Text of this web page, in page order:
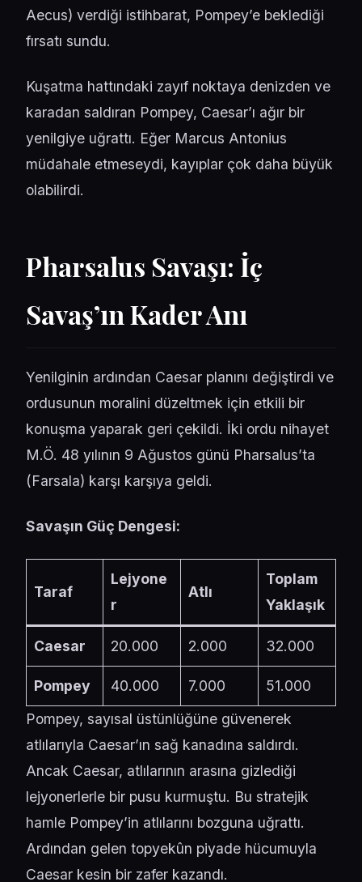
Aecus) verdiği istihbarat, Pompey’e beklediği
fırsatı sundu.
Kuşatma hattındaki zayıf noktaya denizden ve
karadan saldıran Pompey, Caesar’ı ağır bir
yenilgiye uğrattı. Eğer Marcus Antonius
müdahale etmeseydi, kayıplar çok daha büyük
olabilirdi.
Pharsalus Savaşı: İç
Savaş’ın Kader Anı
Yenilginin ardından Caesar planını değiştirdi ve
ordusunun moralini düzeltmek için etkili bir
konuşma yaparak geri çekildi. İki ordu nihayet
M.Ö. 48 yılının 9 Ağustos günü Pharsalus’ta
(Farsala) karşı karşıya geldi.
Savaşın Güç Dengesi:
Taraf
Lejyone
r
Atlı
Toplam
Yaklaşık
Caesar 20.000 2.000 32.000
Pompey 40.000 7.000
51.000
Pompey, sayısal üstünlüğüne güvenerek
atlılarıyla Caesar’ın sağ kanadına saldırdı.
Ancak Caesar, atlılarının arasına gizlediği
lejyonerlerle bir pusu kurmuştu. Bu stratejik
hamle Pompey’in atlılarını bozguna uğrattı.
Ardından gelen topyekûn piyade hücumuyla
Caesar kesin bir zafer kazandı.